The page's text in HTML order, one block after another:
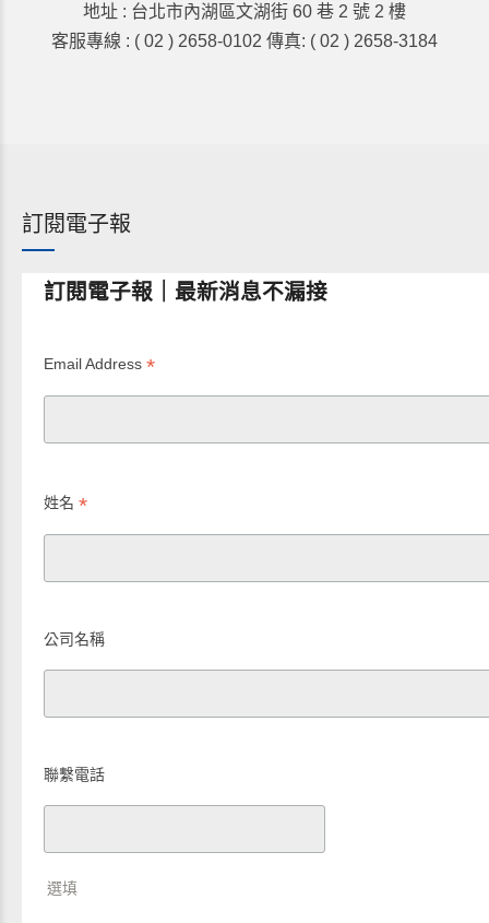
地址 : 台北市內湖區文湖街 60 巷 2 號 2 樓
客服專線 : ( 02 ) 2658-0102 傳真: ( 02 ) 2658-3184
訂閱電子報
訂閱電子報｜最新消息不漏接
Email Address *
姓名 *
公司名稱
聯繫電話
選填